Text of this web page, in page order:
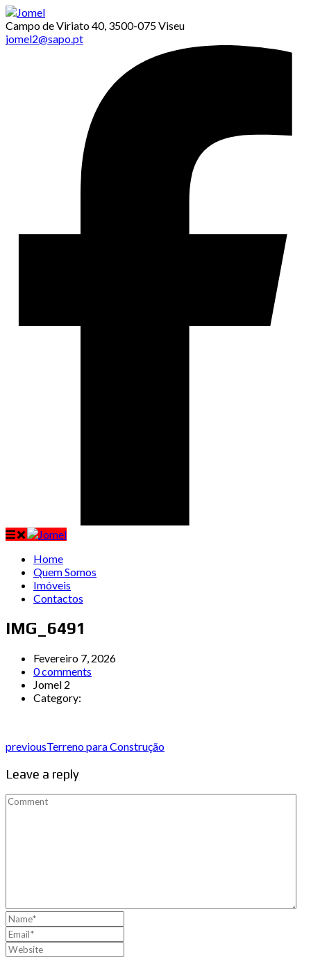
Campo de Viriato 40, 3500-075 Viseu
jomel2@sapo.pt
Home
Quem Somos
Imóveis
Contactos
IMG_6491
Fevereiro 7, 2026
0 comments
Jomel 2
Category:
previousTerreno para Construção
Leave a reply